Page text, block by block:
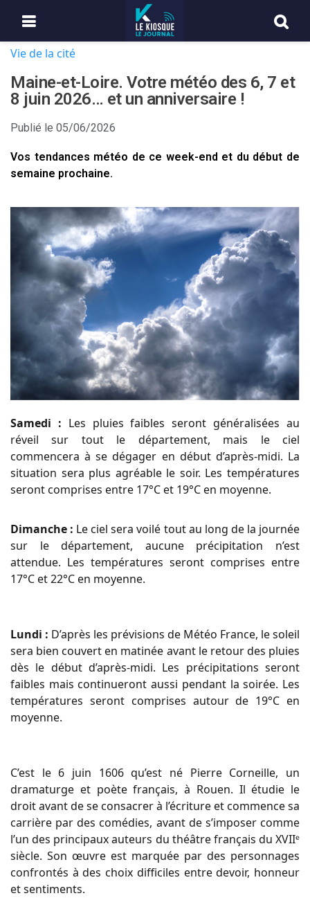
Vie de la cité
Maine-et-Loire. Votre météo des 6, 7 et
8 juin 2026… et un anniversaire !
Publié le 05/06/2026
Vos tendances météo de ce week-end et du début de
semaine prochaine.
Samedi : Les pluies faibles seront généralisées au
réveil sur tout le département, mais le ciel
commencera à se dégager en début d’après-midi. La
situation sera plus agréable le soir. Les températures
seront comprises entre 17°C et 19°C en moyenne.
Dimanche : Le ciel sera voilé tout au long de la journée
sur le département, aucune précipitation n’est
attendue. Les températures seront comprises entre
17°C et 22°C en moyenne.
Lundi : D’après les prévisions de Météo France, le soleil
sera bien couvert en matinée avant le retour des pluies
dès le début d’après-midi. Les précipitations seront
faibles mais continueront aussi pendant la soirée. Les
températures seront comprises autour de 19°C en
moyenne.
C’est le 6 juin 1606 qu’est né Pierre Corneille, un
dramaturge et poète français, à Rouen. Il étudie le
droit avant de se consacrer à l’écriture et commence sa
carrière par des comédies, avant de s’imposer comme
l’un des principaux auteurs du théâtre français du XVIIᵉ
siècle. Son œuvre est marquée par des personnages
confrontés à des choix difficiles entre devoir, honneur
et sentiments.